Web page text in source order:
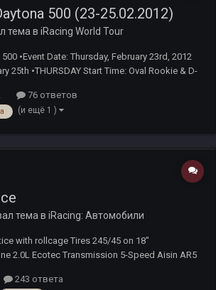
500 (23-25.02.2012)
тема в iRacing World Tour
•Event Date: Thursday, February 23rd, 2012
25th •THURSDAY Start Time: Oval Rookie & D-
01:30 GMT Friday •SATURDAY Start Time:
76 ответов
(и ещё 1 )
тема в iRacing: Автомобили
with rollcage Tires 245/45 on 18"
2.0L Ecotec Transmission 5-Speed Aisin AR5
авто. Сейчас на нем прохожу серию
243 ответа